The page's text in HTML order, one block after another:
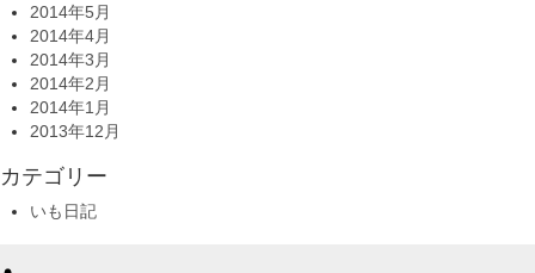
2014年5月
2014年4月
2014年3月
2014年2月
2014年1月
2013年12月
カテゴリー
いも日記